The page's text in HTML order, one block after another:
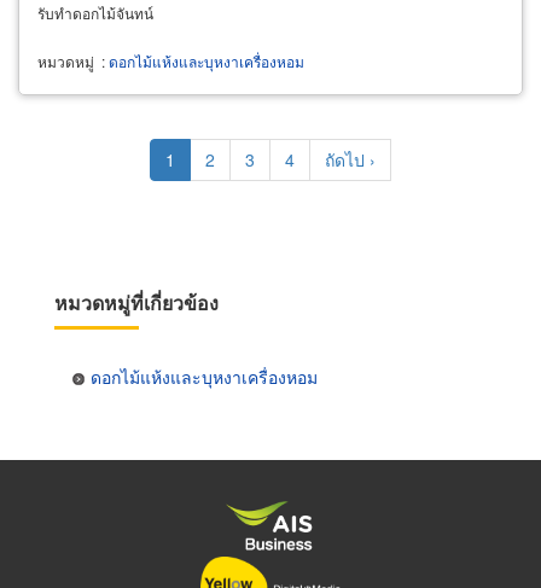
รับทำดอกไม้จันทน์
หมวดหมู่ :ดอกไม้แห้งและบุหงาเครื่องหอม
Current
page
1 Page
2 Page
3 Page
4
Next
page
ถัดไป ›
หมวดหมู่ที่เกี่ยวข้อง
ดอกไม้แห้งและบุหงาเครื่องหอม